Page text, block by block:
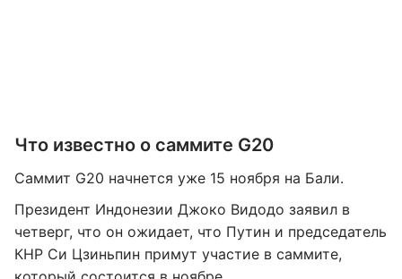
Что известно о саммите G20
Саммит G20 начнется уже 15 ноября на Бали.
Президент Индонезии Джоко Видодо заявил в
четверг, что он ожидает, что Путин и председатель
КНР Си Цзиньпин примут участие в саммите,